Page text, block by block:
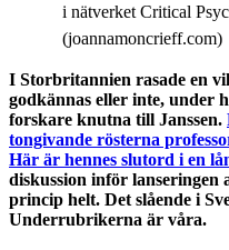
i nätverket Critical
(joannamoncrieff.com)
I Storbritannien rasade en
godkännas eller inte, under
forskare knutna till Janssen.
tongivande rösterna
Här är hennes slutord i en
diskussion inför lanseringen
princip helt. Det slående i
Underrubrikerna är våra.